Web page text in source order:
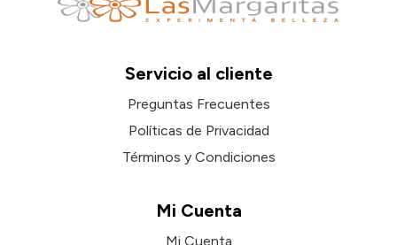
Servicio al cliente
Preguntas Frecuentes
Políticas de Privacidad
Términos y Condiciones
Mi Cuenta
Mi Cuenta